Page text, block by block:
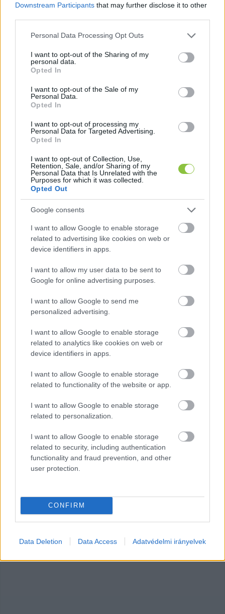
Downstream Participants that may further disclose it to other
Please note that this website/app uses one or more Google
not limited to your visit or usage behaviour. You may click to
grant or deny consent to Google and its third-party tags to
use your data for below specified purposes in below Google
consent section.
Personal Data Processing Opt Outs
I want to opt-out of the Sharing of my
personal data.
Opted In
I want to opt-out of the Sale of my
Personal Data.
Opted In
I want to opt-out of processing my
Personal Data for Targeted Advertising.
Opted In
I want to opt-out of Collection, Use,
Retention, Sale, and/or Sharing of my
Personal Data that Is Unrelated with the
Purposes for which it was collected.
Opted Out
Google consents
I want to allow Google to enable storage
related to advertising like cookies on web or
device identifiers in apps.
I want to allow my user data to be sent to
Google for online advertising purposes.
I want to allow Google to send me
personalized advertising.
I want to allow Google to enable storage
related to analytics like cookies on web or
device identifiers in apps.
I want to allow Google to enable storage
related to functionality of the website or app.
I want to allow Google to enable storage
related to personalization.
I want to allow Google to enable storage
related to security, including authentication
functionality and fraud prevention, and other
user protection.
CONFIRM
Data Deletion Data Access Adatvédelmi irányelvek
Szinte teljesen kiszáradt a Kolon-
tó, ötven éve nem volt ilyen
alacsony a vízszint
régóta, a leszáradás több éve folyamatosan egyre
erősebb. Ma már csak a kikotort mederrészek
Hraskó István 2025. 10. 23.
Takács Péter „Mindenki nyugodjon le”
iható a víz a fehérvári szülészeten
egészségügyi államtitkár hétfőn a Facebook-oldalán egy
mémmel közölte, hogy több mint egy hónap